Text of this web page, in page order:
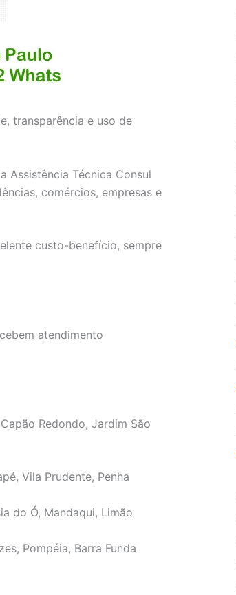
transparência e uso de
Assistência Técnica Consul
comércios, empresas e
custo-benefício, sempre
atendimento
Redondo, Jardim São
Vila Prudente, Penha
do Ó, Mandaqui, Limão
Pompéia, Barra Funda